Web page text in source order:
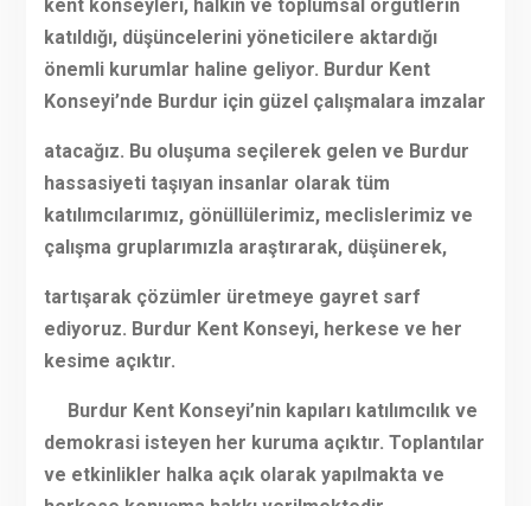
kent konseyleri, halkın ve toplumsal örgütlerin
katıldığı, düşüncelerini yöneticilere aktardığı
önemli kurumlar haline geliyor. Burdur Kent
Konseyi’nde Burdur için güzel çalışmalara imzalar
atacağız. Bu oluşuma seçilerek gelen ve Burdur
hassasiyeti taşıyan insanlar olarak tüm
katılımcılarımız, gönüllülerimiz, meclislerimiz ve
çalışma gruplarımızla araştırarak, düşünerek,
tartışarak çözümler üretmeye gayret sarf
ediyoruz. Burdur Kent Konseyi, herkese ve her
kesime açıktır.
Burdur Kent Konseyi’nin kapıları katılımcılık ve
demokrasi isteyen her kuruma açıktır. Toplantılar
ve etkinlikler halka açık olarak yapılmakta ve